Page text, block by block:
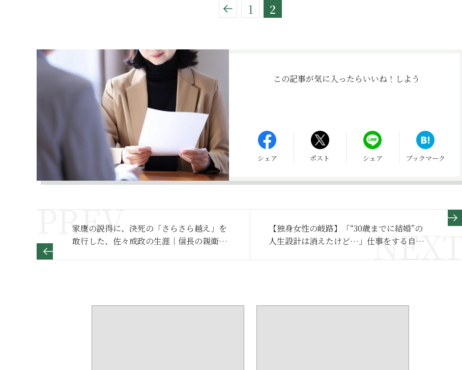
1 2
この記事が気に入ったらいいね！しよう
シェア ポスト シェア ブックマーク
家康の説得に、決死の「さらさら越え」を
敢行した、佐々成政の生涯｜信長の親衛
【独身女性の岐路】「“30歳までに結婚”の
人生設計は消えたけど…」仕事をする自分